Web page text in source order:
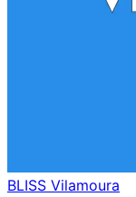
BLISS Vilamoura